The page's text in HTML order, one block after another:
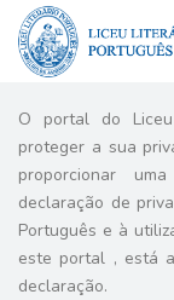
O portal do
proteger a sua
proporcionar
declaração de
Português e à
este portal , está
declaração.